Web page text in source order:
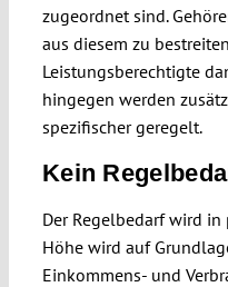
zugeordnet sind.
aus diesem zu
Leistungsberechtigte
hingegen werden
spezifischer geregelt.
Kein
Der Regelbedarf wird
Höhe wird auf
Einkommens- und